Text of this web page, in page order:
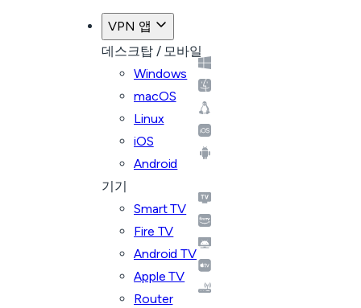
VPN 앱
데스크탑 / 모바일
Windows
macOS
Linux
iOS
Android
기기
Smart TV
Fire TV
Android TV
Apple TV
Router